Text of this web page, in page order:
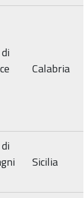
Calabria
Sicilia